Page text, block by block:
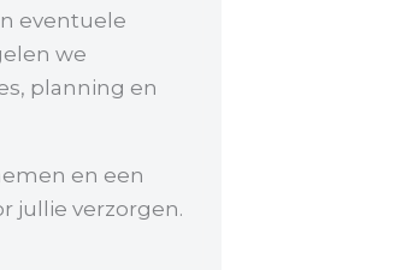
eventuele
we
planning en
en een
jullie verzorgen.